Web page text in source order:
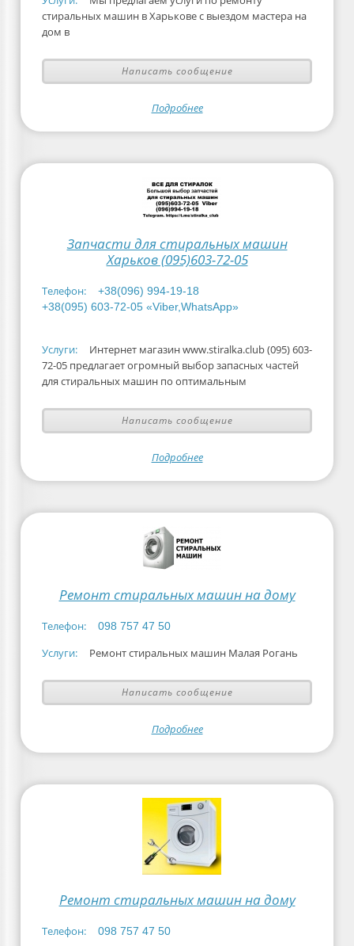
стиральных машин в Харькове с выездом мастера на
дом в
Написать сообщение
Подробнее
Запчасти для стиральных машин
Харьков (095)603-72-05
Телефон:
+38(096) 994-19-18
+38(095) 603-72-05 «Viber,WhatsApp»
Услуги:
Интернет магазин www.stiralka.club (095) 603-
72-05 предлагает огромный выбор запасных частей
для стиральных машин по оптимальным
Написать сообщение
Подробнее
Ремонт стиральных машин на дому
Телефон: 098 757 47 50
Услуги: Ремонт стиральных машин Малая Рогань
Написать сообщение
Подробнее
Ремонт стиральных машин на дому
Телефон: 098 757 47 50